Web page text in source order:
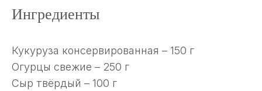
Ингредиенты
Кукуруза консервированная – 150 г
Огурцы свежие – 250 г
Сыр твёрдый – 100 г